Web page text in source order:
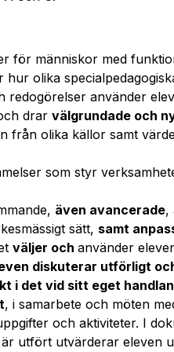
för människor med
hur olika
redogörelser använder
drar välgrundade och
från olika källor samt
som styr
även avancerade,
sätt, samt
väljer och använder
diskuterar utförligt
i det vid sitt eget
, i samarbete och möten
och aktiviteter. I
utfört utvärderar eleven